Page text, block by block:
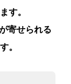
す。
寄せられる
。